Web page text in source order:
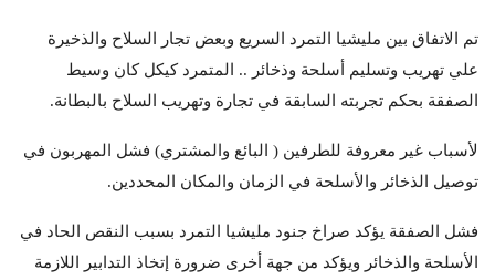
تم الاتفاق بين مليشيا التمرد السريع وبعض تجار السلاح والذخيرة
علي تهريب وتسليم أسلحة وذخائر .. المتمرد كيكل كان وسيط
الصفقة بحكم تجربته السابقة في تجارة وتهريب السلاح بالبطانة.
لأسباب غير معروفة للطرفين ( البائع والمشتري) فشل المهربون في
توصيل الذخائر والأسلحة في الزمان والمكان المحددين.
فشل الصفقة يؤكد صراخ جنود مليشيا التمرد بسبب النقص الحاد في
الأسلحة والذخائر ويؤكد من جهة أخرى ضرورة إتخاذ التدابير اللازمة